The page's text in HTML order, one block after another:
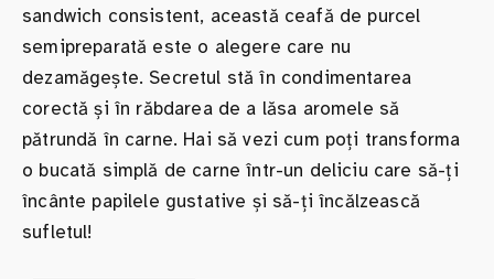
sandwich consistent, această ceafă de purcel
semipreparată este o alegere care nu
dezamăgește. Secretul stă în condimentarea
corectă și în răbdarea de a lăsa aromele să
pătrundă în carne. Hai să vezi cum poți transforma
o bucată simplă de carne într-un deliciu care să-ți
încânte papilele gustative și să-ți încălzească
sufletul!